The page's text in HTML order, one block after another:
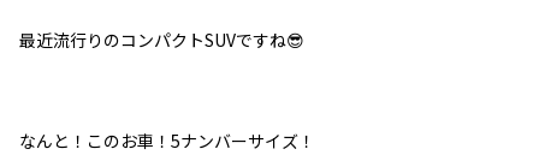
最近流行りのコンパクトSUVですね😎
なんと！このお車！5ナンバーサイズ！